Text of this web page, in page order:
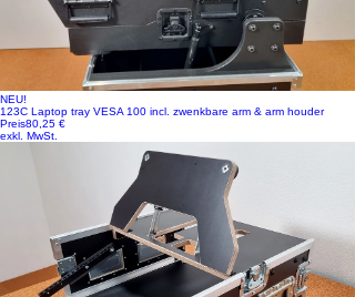
NEU!
123C Laptop tray VESA 100 incl. zwenkbare arm & arm houder
Preis80,25 €
exkl. MwSt.